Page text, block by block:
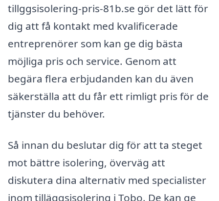
tillggsisolering-pris-81b.se gör det lätt för
dig att få kontakt med kvalificerade
entreprenörer som kan ge dig bästa
möjliga pris och service. Genom att
begära flera erbjudanden kan du även
säkerställa att du får ett rimligt pris för de
tjänster du behöver.
Så innan du beslutar dig för att ta steget
mot bättre isolering, överväg att
diskutera dina alternativ med specialister
inom tilläggsisolering i Tobo. De kan ge